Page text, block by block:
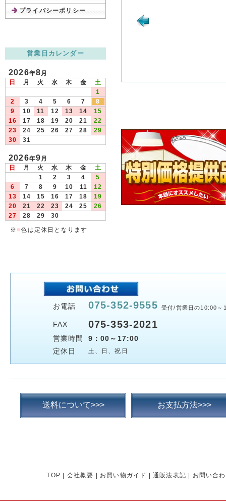
プライバシーポリシー
営業日カレンダー
2026年8月
日
月 火 水 木 金
土
1
2
3 4 5 6 7
8
9
10 11 12 13 14
15
16
17 18 19 20 21
22
23
24 25 26 27 28
29
30
31
2026年9月
日
月 火 水 木 金
土
1
2 3 4
5
6
7 8 9 10 11
12
13
14 15 16 17 18
19
20
21 22 23 24 25
26
27
28 29
30
※ ■色は定休日となります
お電話 075-352-9555 受付/営業日の10:00～
FAX 075-353-2021
営業時間
9：00～17:00
定休日
土、日、祝日
送料について>>> お支払方法>>>
TOP 会社概要 お買い物ガイド 通販法表記 お問い合